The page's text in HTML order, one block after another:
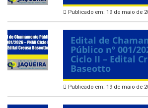
Publicado em: 19 de maio de
Edital de
Público nº 001/
Ciclo II – Edital
Baseotto
Publicado em: 19 de maio de